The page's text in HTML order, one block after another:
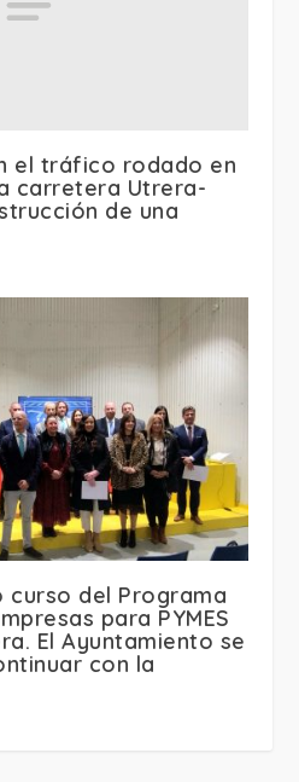
el tráfico rodado en
carretera Utrera-
de una
curso del Programa
para PYMES
El Ayuntamiento se
con la